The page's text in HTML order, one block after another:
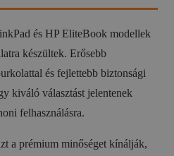
és HP EliteBook modellek
készültek. Erősebb
és fejlettebb biztonsági
kiváló választást jelentenek
felhasználásra.
a prémium minőséget kínálják,